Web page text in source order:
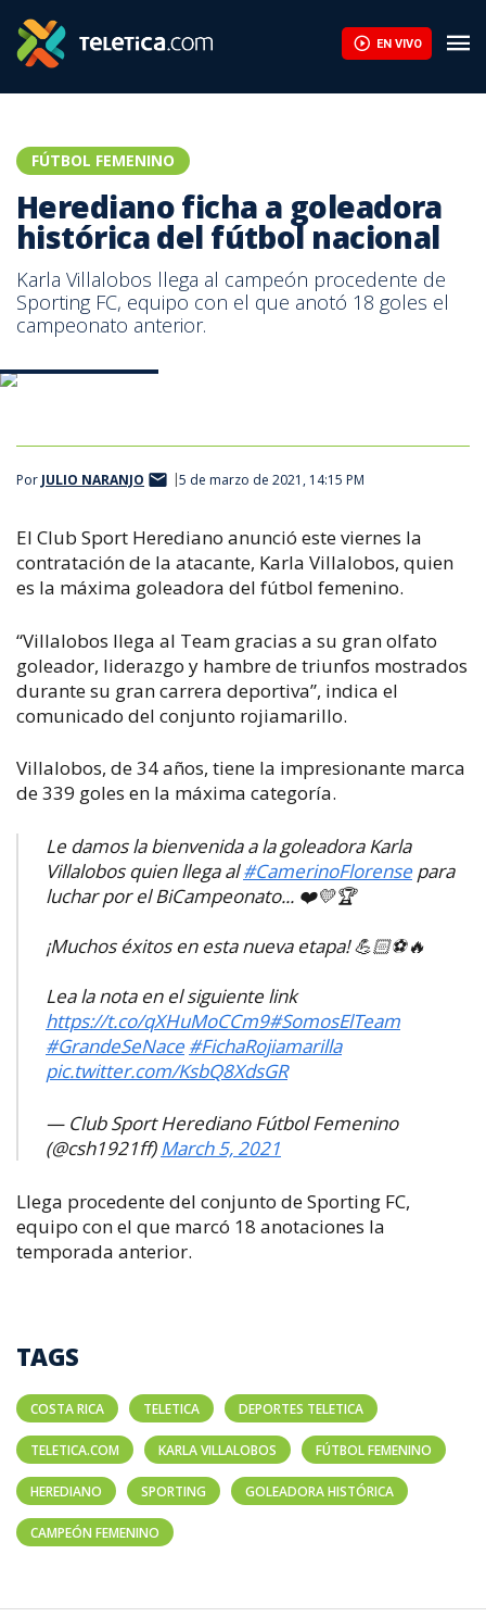
EN VIVO
FÚTBOL FEMENINO
Herediano ficha a goleadora
histórica del fútbol nacional
Karla Villalobos llega al campeón procedente de
Sporting FC, equipo con el que anotó 18 goles el
campeonato anterior.
Por JULIO NARANJO 5 de marzo de 2021, 14:15 PM
El Club Sport Herediano anunció este viernes la
contratación de la atacante, Karla Villalobos, quien
es la máxima goleadora del fútbol femenino.
“Villalobos llega al Team gracias a su gran olfato
goleador, liderazgo y hambre de triunfos mostrados
durante su gran carrera deportiva”, indica el
comunicado del conjunto rojiamarillo.
Villalobos, de 34 años, tiene la impresionante marca
de 339 goles en la máxima categoría.
Le damos la bienvenida a la goleadora Karla
Villalobos quien llega al#CamerinoFlorense para
luchar por el BiCampeonato... ❤️💛🏆
¡Muchos éxitos en esta nueva etapa! 💪🏻⚽🔥
Lea la nota en el siguiente link
https://t.co/qXHuMoCCm9#SomosElTeam
#GrandeSeNace #FichaRojiamarilla
pic.twitter.com/KsbQ8XdsGR
— Club Sport Herediano Fútbol Femenino
(@csh1921ff)March 5, 2021
Llega procedente del conjunto de Sporting FC,
equipo con el que marcó 18 anotaciones la
temporada anterior.
TAGS
COSTA RICA TELETICA DEPORTES TELETICA
TELETICA.COM KARLA VILLALOBOS FÚTBOL FEMENINO
HEREDIANO SPORTING GOLEADORA HISTÓRICA
CAMPEÓN FEMENINO